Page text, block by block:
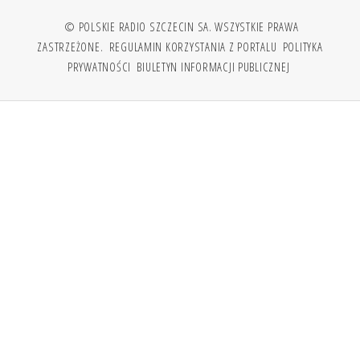
© POLSKIE RADIO SZCZECIN SA. WSZYSTKIE PRAWA
ZASTRZEŻONE. REGULAMIN KORZYSTANIA Z PORTALU POLITYKA
PRYWATNOŚCI BIULETYN INFORMACJI PUBLICZNEJ